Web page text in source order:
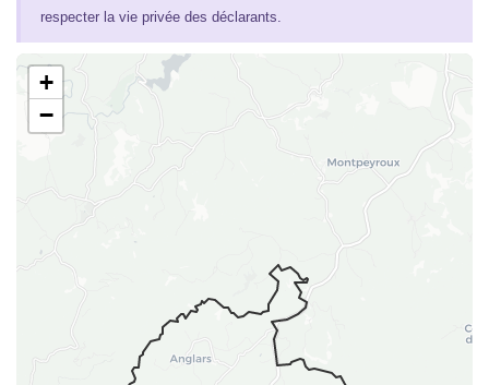
respecter la vie privée des déclarants.
+
−